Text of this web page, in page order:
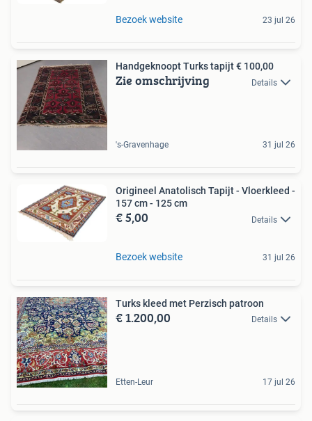
Bezoek website 23 jul 26
Handgeknoopt Turks tapijt € 100,00
Zie omschrijving Details
's-Gravenhage 31 jul 26
Origineel Anatolisch Tapijt - Vloerkleed -
157 cm - 125 cm
€ 5,00 Details
Bezoek website 31 jul 26
Turks kleed met Perzisch patroon
€ 1.200,00 Details
Etten-Leur 17 jul 26